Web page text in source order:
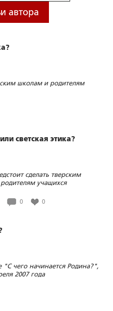
автора
школам и родителям
светская этика?
сделать тверским
учащихся
0 0
"С чего начинается Родина?",
2007 года